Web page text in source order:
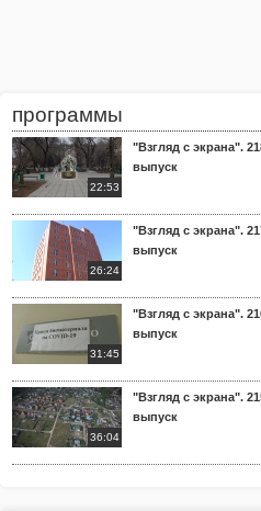
программы
22:53
"Взгляд с экрана".
выпуск
26:24
"Взгляд с экрана".
выпуск
31:45
"Взгляд с экрана".
выпуск
36:04
"Взгляд с экрана".
выпуск